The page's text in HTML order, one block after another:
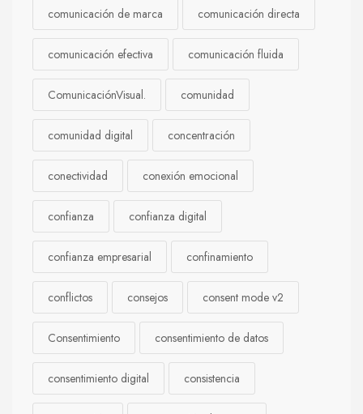
comunicación de marca comunicación directa
comunicación efectiva comunicación fluida
ComunicaciónVisual. comunidad
comunidad digital concentración
conectividad conexión emocional
confianza confianza digital
confianza empresarial confinamiento
conflictos consejos consent mode v2
Consentimiento consentimiento de datos
consentimiento digital consistencia